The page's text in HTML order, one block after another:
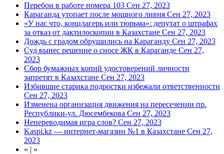
Перебои в работе номера 103 Сен 27, 2023
Караганда утопает после мощного ливня Сен 27, 2023
«У нас что, концлагерь или тюрьма»: депутат о штрафах
за отказ от дактилоскопии в Казахстане Сен 27, 2023
Дождь с градом обрушились на Караганду Сен 27, 2023
Суд вынес решение о сносе ЖК в Караганде Сен 27,
2023
Сбор бумажных копий удостоверений личности
запретят в Казахстане Сен 27, 2023
Избившие старика подростки избежали ответственности
Сен 27, 2023
Изменена организация движения на пересечении пр.
Республики-ул. Дюсембекова Сен 27, 2023
Непереводимая игра слов? Сен 27, 2023
Kaspi.kz — интернет-магазин №1 в Казахстане Сен 27,
2023
« | »